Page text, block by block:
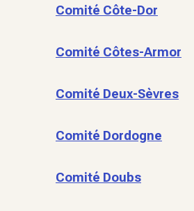
Comité Côte-Dor
Comité Côtes-Armor
Comité Deux-Sèvres
Comité Dordogne
Comité Doubs